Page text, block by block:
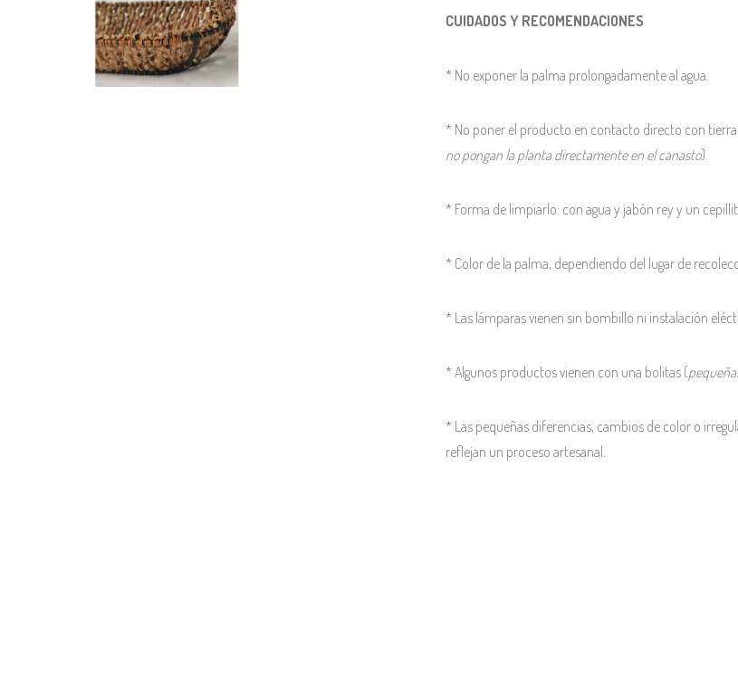
CUIDADOS Y RECOMENDACIONES
* No exponer la palma prolongadamente al agua.
* No poner el producto en contacto directo con
no pongan la planta directamente en el canasto).
* Forma de limpiarlo: con agua y jabón rey y un
* Color de la palma, dependiendo del lugar de
* Las lámparas vienen sin bombillo ni instalación
* Algunos productos vienen con una bolitas (
* Las pequeñas diferencias, cambios de color o
reflejan un proceso artesanal.